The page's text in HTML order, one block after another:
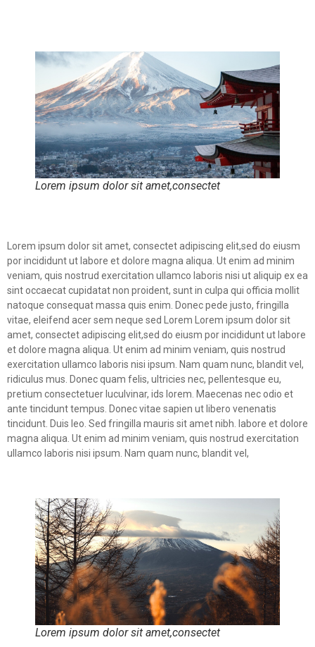
Lorem ipsum dolor sit amet,consectet
Lorem ipsum dolor sit amet, consectet adipiscing elit,sed do eiusm
por incididunt ut labore et dolore magna aliqua. Ut enim ad minim
veniam, quis nostrud exercitation ullamco laboris nisi ut aliquip ex ea
sint occaecat cupidatat non proident, sunt in culpa qui officia mollit
natoque consequat massa quis enim. Donec pede justo, fringilla
vitae, eleifend acer sem neque sed Lorem Lorem ipsum dolor sit
amet, consectet adipiscing elit,sed do eiusm por incididunt ut labore
et dolore magna aliqua. Ut enim ad minim veniam, quis nostrud
exercitation ullamco laboris nisi ipsum. Nam quam nunc, blandit vel,
ridiculus mus. Donec quam felis, ultricies nec, pellentesque eu,
pretium consectetuer luculvinar, ids lorem. Maecenas nec odio et
ante tincidunt tempus. Donec vitae sapien ut libero venenatis
tincidunt. Duis leo. Sed fringilla mauris sit amet nibh. labore et dolore
magna aliqua. Ut enim ad minim veniam, quis nostrud exercitation
ullamco laboris nisi ipsum. Nam quam nunc, blandit vel,
Lorem ipsum dolor sit amet,consectet